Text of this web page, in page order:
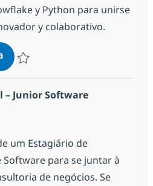
y Python para unirse
y colaborativo.
Especialista en Data
– Junior Software
um Estagiário de
para se juntar à
de negócios. Se